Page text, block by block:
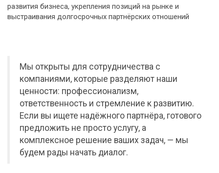
развития бизнеса, укрепления позиций на рынке и
выстраивания долгосрочных партнёрских отношений
Мы открыты для сотрудничества с
компаниями, которые разделяют наши
ценности: профессионализм,
ответственность и стремление к развитию.
Если вы ищете надёжного партнёра, готового
предложить не просто услугу, а
комплексное решение ваших задач, — мы
будем рады начать диалог.